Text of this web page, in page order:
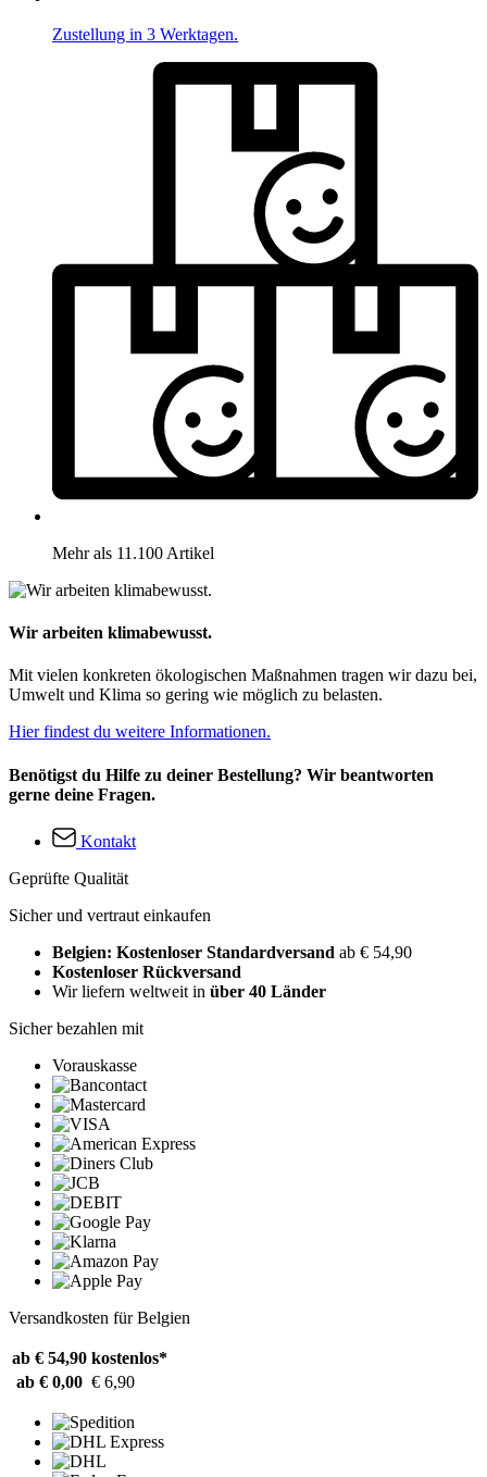
Zustellung in 3 Werktagen.
Mehr als 11.100 Artikel
Wir arbeiten klimabewusst.
Mit vielen konkreten ökologischen Maßnahmen tragen wir dazu bei,
Umwelt und Klima so gering wie möglich zu belasten.
Hier findest du weitere Informationen.
Benötigst du Hilfe zu deiner Bestellung? Wir beantworten
gerne deine Fragen.
Kontakt
Geprüfte Qualität
Sicher und vertraut einkaufen
Belgien: Kostenloser Standardversand ab € 54,90
Kostenloser Rückversand
Wir liefern weltweit in über 40 Länder
Sicher bezahlen mit
Vorauskasse
Versandkosten für Belgien
ab € 54,90 kostenlos*
ab € 0,00 € 6,90